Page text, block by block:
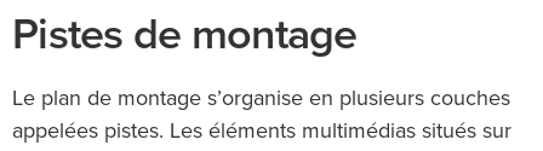
Pistes de montage
Le plan de montage s’organise en plusieurs couches
appelées pistes. Les éléments multimédias situés sur